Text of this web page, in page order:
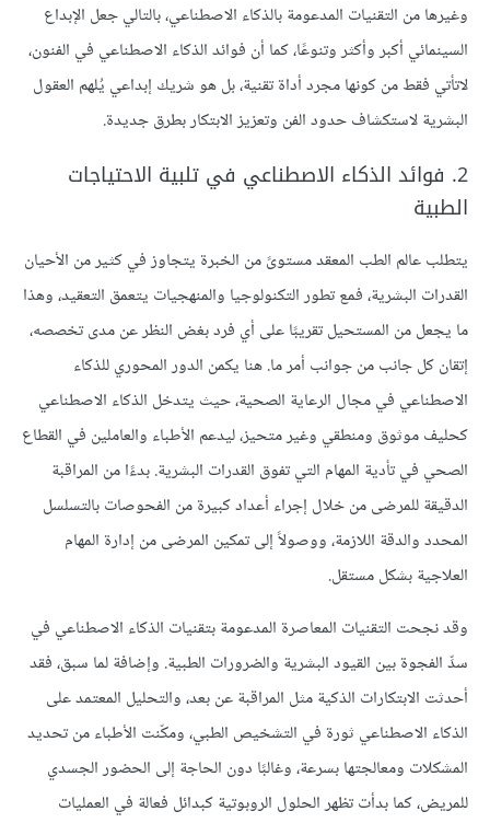
وغيرها من التقنيات المدعومة بالذكاء الاصطناعي، بالتالي جعل الإبداع
السينمائي أكبر وأكثر وتنوعًا، كما أن فوائد الذكاء الاصطناعي في الفنون،
لاتأتي فقط من كونها مجرد أداة تقنية، بل هو شريك إبداعي يُلهم العقول
البشرية لاستكشاف حدود الفن وتعزيز الابتكار بطرق جديدة.
2. فوائد الذكاء الاصطناعي في تلبية الاحتياجات
الطبية
يتطلب عالم الطب المعقد مستوىً من الخبرة يتجاوز في كثير من الأحيان
القدرات البشرية، فمع تطور التكنولوجيا والمنهجيات يتعمق التعقيد، وهذا
ما يجعل من المستحيل تقريبًا على أي فرد بغض النظر عن مدى تخصصه،
إتقان كل جانب من جوانب أمر ما. هنا يكمن الدور المحوري للذكاء
الاصطناعي في مجال الرعاية الصحية، حيث يتدخل الذكاء الاصطناعي
كحليف موثوق ومنطقي وغير متحيز، ليدعم الأطباء والعاملين في القطاع
الصحي في تأدية المهام التي تفوق القدرات البشرية. بدءًا من المراقبة
الدقيقة للمرضى من خلال إجراء أعداد كبيرة من الفحوصات بالتسلسل
المحدد والدقة اللازمة، ووصولاً إلى تمكين المرضى من إدارة المهام
العلاجية بشكل مستقل.
وقد نجحت التقنيات المعاصرة المدعومة بتقنيات الذكاء الاصطناعي في
سدِّ الفجوة بين القيود البشرية والضرورات الطبية. وإضافة لما سبق، فقد
أحدثت الابتكارات الذكية مثل المراقبة عن بعد، والتحليل المعتمد على
الذكاء الاصطناعي ثورة في التشخيص الطبي، ومكّنت الأطباء من تحديد
المشكلات ومعالجتها بسرعة، وغالبًا دون الحاجة إلى الحضور الجسدي
للمريض، كما بدأت تظهرالحلول الروبوتية كبدائل فعالة في العمليات